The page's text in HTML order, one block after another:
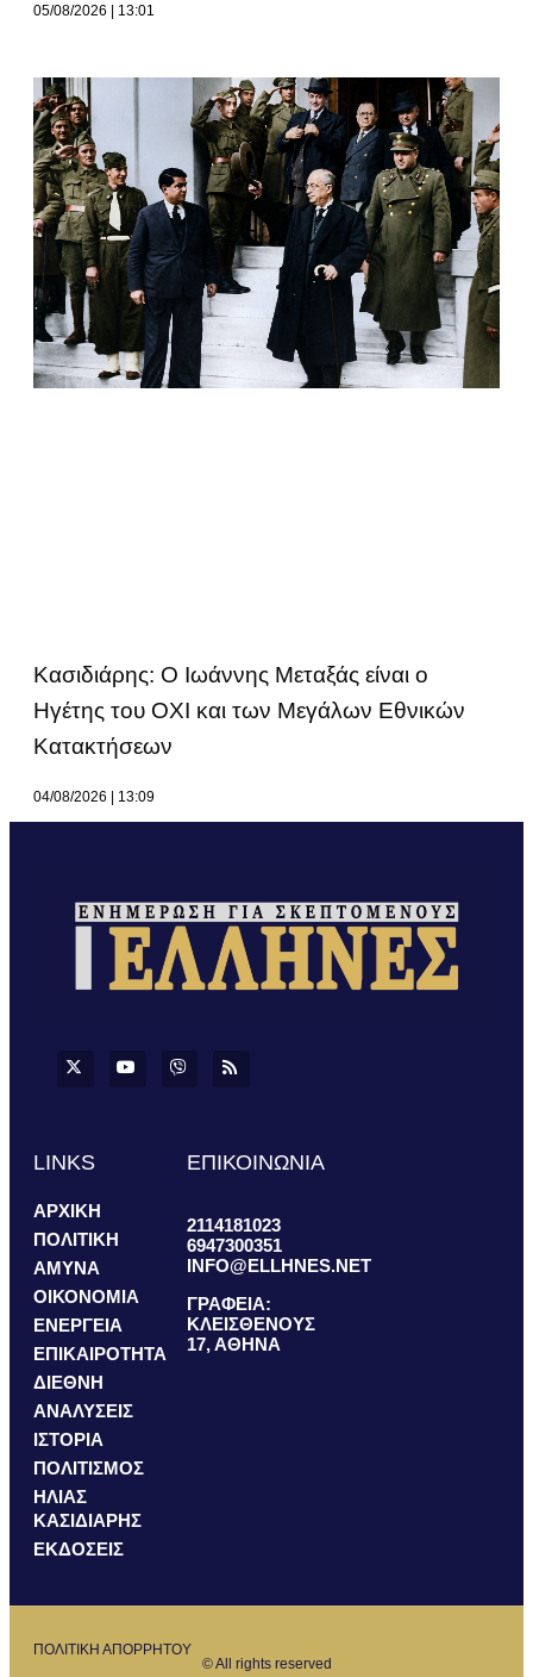
05/08/2026 13:01
Κασιδιάρης: Ο Ιωάννης Μεταξάς είναι ο
Ηγέτης του ΟΧΙ και των Μεγάλων Εθνικών
Κατακτήσεων
04/08/2026 13:09
LINKS
ΑΡΧΙΚΗ
ΠΟΛΙΤΙΚΗ
ΑΜΥΝΑ
ΟΙΚΟΝΟΜΙΑ
ΕΝΕΡΓΕΙΑ
ΕΠΙΚΑΙΡΟΤΗΤΑ
ΔΙΕΘΝΗ
ΑΝΑΛΥΣΕΙΣ
ΙΣΤΟΡΙΑ
ΠΟΛΙΤΙΣΜΟΣ
ΗΛΙΑΣ
ΚΑΣΙΔΙΑΡΗΣ
ΕΚΔΟΣΕΙΣ
ΕΠΙΚΟΙΝΩΝΙΑ
2114181023
6947300351
INFO@ELLHNES.NET
ΓΡΑΦΕΙΑ:
ΚΛΕΙΣΘΕΝΟΥΣ
17, ΑΘΗΝΑ
ΠΟΛΙΤΙΚΗ ΑΠΟΡΡΗΤΟΥ
© All rights reserved